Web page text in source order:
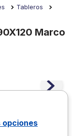
Tableros
Marco
opciones